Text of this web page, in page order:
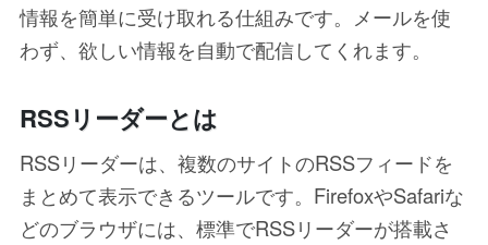
情報を簡単に受け取れる仕組みです。メールを使
わず、欲しい情報を自動で配信してくれます。
RSSリーダーとは
RSSリーダーは、複数のサイトのRSSフィードを
まとめて表示できるツールです。FirefoxやSafariな
どのブラウザには、標準でRSSリーダーが搭載さ